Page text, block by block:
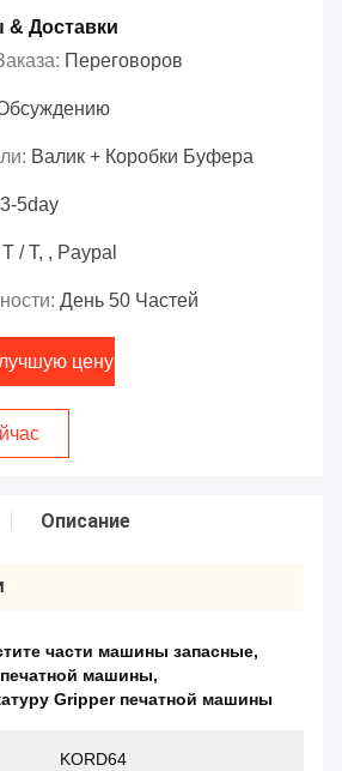
Доставки
Переговоров
Валик + Коробки Буфера
3-5day
T / T, , Paypal
День 50 Частей
цену
Описание
части машины запасные,
печатной машины,
Gripper печатной машины
KORD64